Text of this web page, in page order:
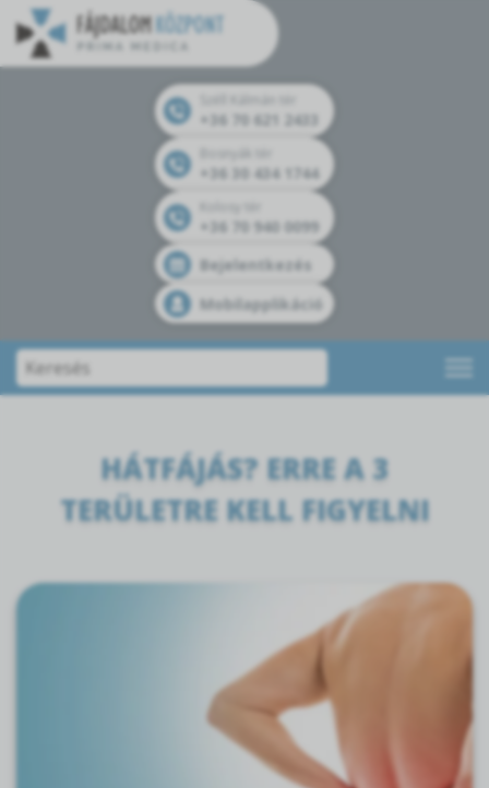
+36 70 621 2433
+36 30 434 1744
+36 70 940 0099
Bejelentkezés
Mobilapplikáció
HÁTFÁJÁS? ERRE A 3
TERÜLETRE KELL FIGYELNI